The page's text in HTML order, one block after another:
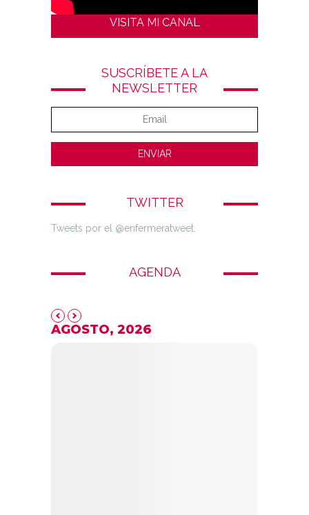
VISITA MI CANAL
SUSCRÍBETE A LA
NEWSLETTER
TWITTER
Tweets por el @enfermeratweet.
AGENDA
AGOSTO, 2026